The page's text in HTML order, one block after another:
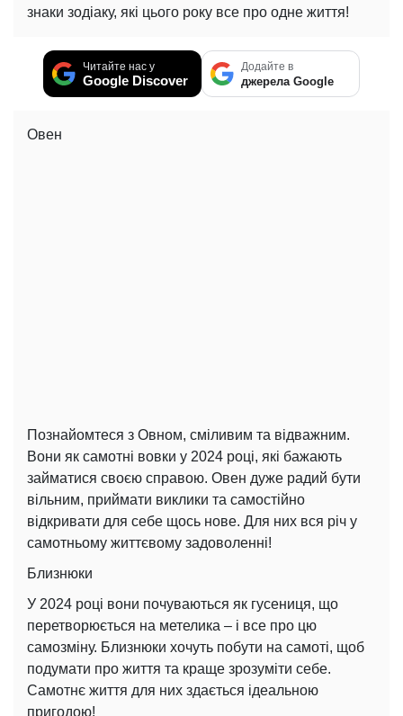
знаки зодіаку, які цього року все про одне життя!
Читайте нас у
Google Discover
Додайте в
джерела Google
Овен
Познайомтеся з Овном, сміливим та відважним.
Вони як самотні вовки у 2024 році, які бажають
займатися своєю справою. Овен дуже радий бути
вільним, приймати виклики та самостійно
відкривати для себе щось нове. Для них вся річ у
самотньому життєвому задоволенні!
Близнюки
У 2024 році вони почуваються як гусениця, що
перетворюється на метелика – і все про цю
самозміну. Близнюки хочуть побути на самоті, щоб
подумати про життя та краще зрозуміти себе.
Самотнє життя для них здається ідеальною
пригодою!